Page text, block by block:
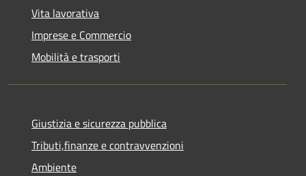
Vita lavorativa
Imprese e Commercio
Mobilità e trasporti
Giustizia e sicurezza pubblica
Tributi,finanze e contravvenzioni
Ambiente